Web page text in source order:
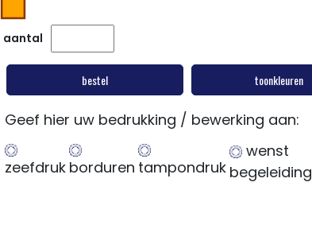
aantal
bestel toonkleuren
Geef hier uw bedrukking / bewerking aan:
zeefdruk borduren tampondruk
wenst
begeleiding